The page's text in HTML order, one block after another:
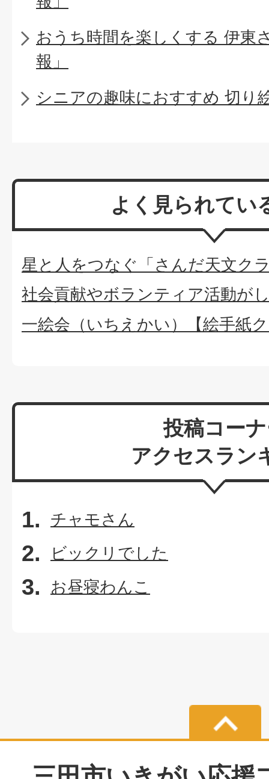
おうち時間を楽しくする 伊東
報」
シニアの趣味におすすめ 切り
よく見られてい
星と人をつなぐ「さんだ天文ク
社会貢献やボランティア活動が
一絵会（いちえかい）【絵手紙
投稿コー
アクセスラン
チャモさん
ビックリでした
お昼寝わんこ